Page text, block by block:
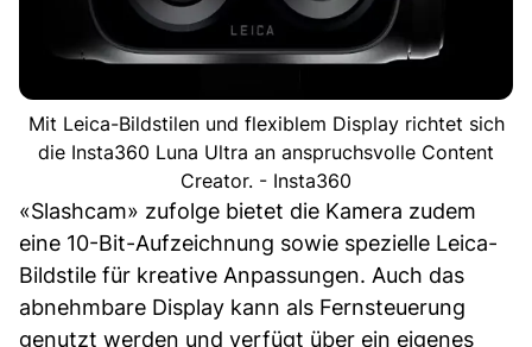
Mit Leica-Bildstilen und flexiblem Display richtet sich
die Insta360 Luna Ultra an anspruchsvolle Content
Creator. - Insta360
«Slashcam» zufolge bietet die Kamera zudem
eine 10-Bit-Aufzeichnung sowie spezielle Leica-
Bildstile für kreative Anpassungen. Auch das
abnehmbare Display kann als Fernsteuerung
genutzt werden und verfügt über ein eigenes